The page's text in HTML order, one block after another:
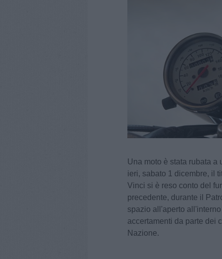
Una moto è stata rubata
ieri, sabato 1 dicembre, il
Vinci si è reso conto del
precedente, durante il
spazio all'aperto
accertamenti da parte dei
Nazione.